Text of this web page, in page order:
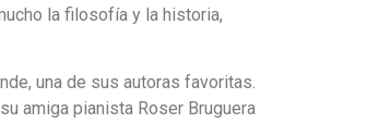
la filosofía y la historia,
una de sus autoras favoritas.
amiga pianista Roser Bruguera